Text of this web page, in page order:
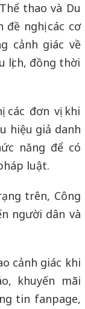
thao và Du
đề nghị các cơ
cảnh giác về
lịch, đồng thời
các đơn vị khi
hiệu giả danh
năng để có
luật.
trên, Công
người dân và
cảnh giác khi
khuyến mãi
tin fanpage,